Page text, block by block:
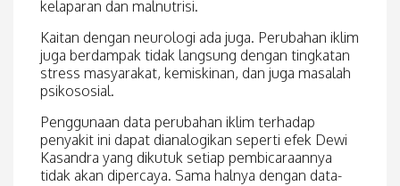
kelaparan dan malnutrisi.
Kaitan dengan neurologi ada juga. Perubahan iklim
juga berdampak tidak langsung dengan tingkatan
stress masyarakat, kemiskinan, dan juga masalah
psikososial.
Penggunaan data perubahan iklim terhadap
penyakit ini dapat dianalogikan seperti efek Dewi
Kasandra yang dikutuk setiap pembicaraannya
tidak akan dipercaya. Sama halnya dengan data-